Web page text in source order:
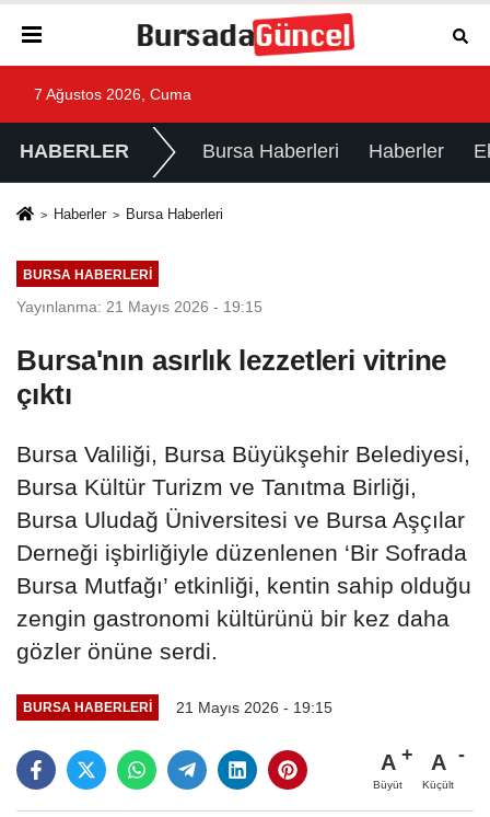
7 Ağustos 2026, Cuma
HABERLER Bursa Haberleri Haberler
Haberler Bursa Haberleri
BURSA HABERLERI
Yayınlanma: 21 Mayıs 2026 - 19:15
Bursa'nın asırlık lezzetleri vitrine
çıktı
Bursa Valiliği, Bursa Büyükşehir Belediyesi,
Bursa Kültür Turizm ve Tanıtma Birliği,
Bursa Uludağ Üniversitesi ve Bursa Aşçılar
Derneği işbirliğiyle düzenlenen ‘Bir Sofrada
Bursa Mutfağı’ etkinliği, kentin sahip olduğu
zengin gastronomi kültürünü bir kez daha
gözler önüne serdi.
BURSA HABERLERI 21 Mayıs 2026 - 19:15
A
Büyüt
A
Küçült